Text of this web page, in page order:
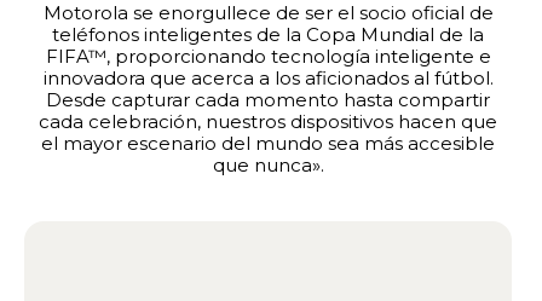
Motorola se enorgullece de ser el socio oficial de
teléfonos inteligentes de la Copa Mundial de la
FIFA™, proporcionando tecnología inteligente e
innovadora que acerca a los aficionados al fútbol.
Desde capturar cada momento hasta compartir
cada celebración, nuestros dispositivos hacen que
el mayor escenario del mundo sea más accesible
que nunca».